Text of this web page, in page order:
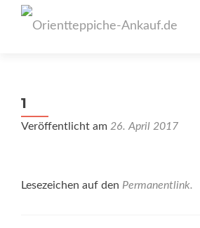
1
Veröffentlicht am 26. April 2017
Lesezeichen auf den Permanentlink.